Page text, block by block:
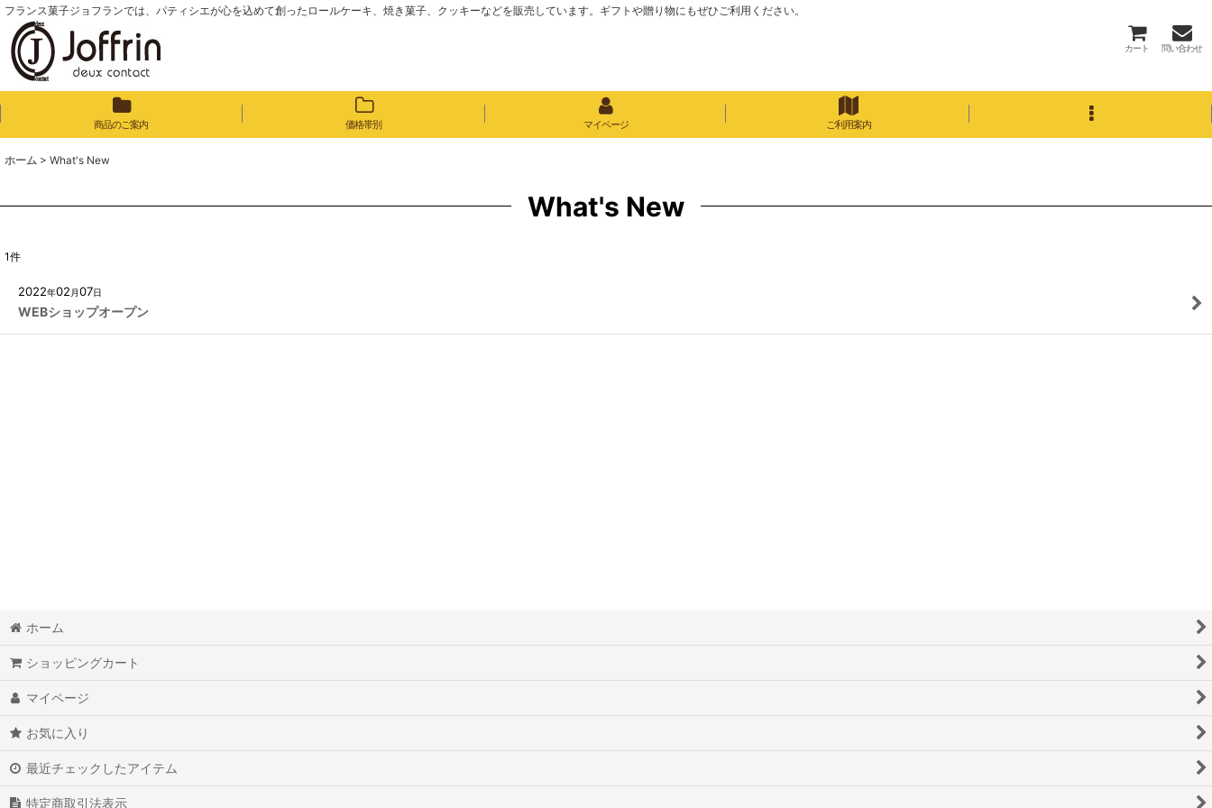
フランス菓子ジョフランでは、パティシエが心を込めて創ったロールケーキ、焼き菓子、クッキーなどを販売しています。ギフトや贈り物にもぜひご利用ください。
カート 問い合わせ
商品のご案内 価格帯別 マイページ ご利用案内
ホーム > What's New
What's New
1件
2022年02 月07日
WEBショップオープン
ホーム
ショッピングカート
マイページ
お気に入り
最近チェックしたアイテム
特定商取引法表示